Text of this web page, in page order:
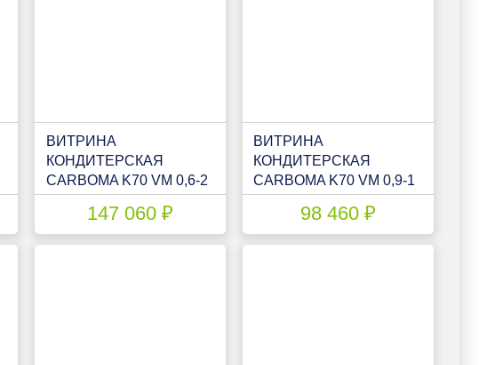
ВИТРИНА
КОНДИТЕРСКАЯ
CARBOMA K70 VM 0,6-2
STANDART
(ОТКРЫТАЯ)
ИНДИВИДУАЛЬНОЕ
147 060 ₽
ВИТРИНА
КОНДИТЕРСКАЯ
CARBOMA K70 VM 0,9-1
LIGHT (ВХСВ - 0,9Д
ТЕХНО)(1801547P)
98 460 ₽